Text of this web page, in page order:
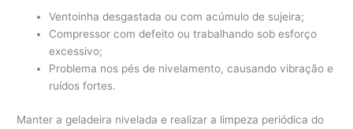
Ventoinha desgastada ou com acúmulo de sujeira;
Compressor com defeito ou trabalhando sob esforço
excessivo;
Problema nos pés de nivelamento, causando vibração e
ruídos fortes.
Manter a geladeira nivelada e realizar a limpeza periódica do